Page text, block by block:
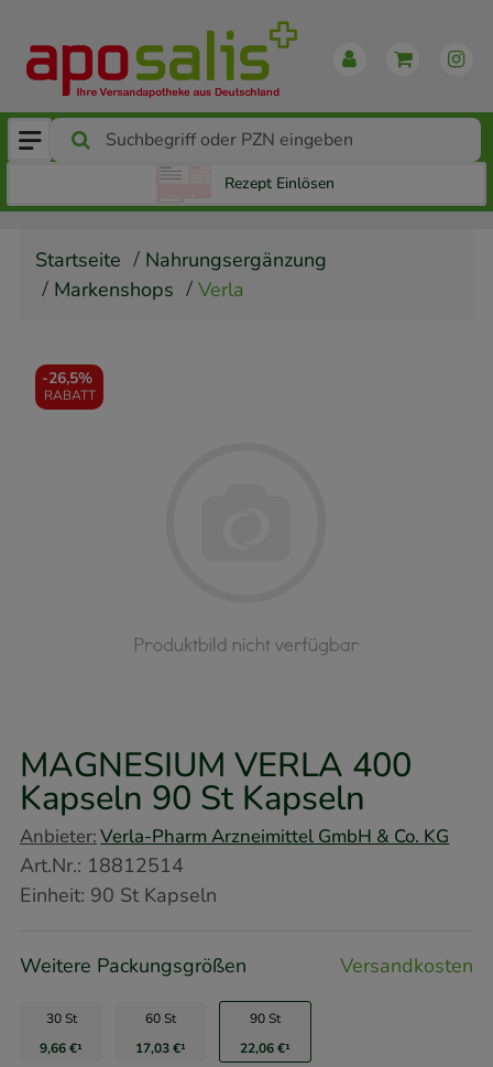
Rezept Einlösen
Startseite
Nahrungsergänzung
Markenshops
Verla
-26,5%
RABATT
MAGNESIUM VERLA 400
Kapseln 90 St Kapseln
Anbieter:Verla-Pharm Arzneimittel GmbH & Co. KG
Art.Nr.: 18812514
Einheit: 90 StKapseln
Weitere Packungsgrößen Versandkosten
30 St
9,66 €¹
60 St
17,03 €¹
90 St
22,06 €¹